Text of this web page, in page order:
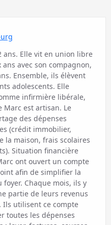
ans. Elle vit en union libre
avec son compagnon,
Ensemble, ils élèvent
adolescents. Elle
infirmière libérale,
Marc est artisan. Le
des dépenses
(crédit immobilier,
la maison, frais scolaires
Situation financière
ont ouvert un compte
afin de simplifier la
foyer. Chaque mois, ils y
partie de leurs revenus
Ils utilisent ce compte
toutes les dépenses